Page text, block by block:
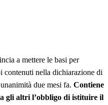
a mettere le basi per
nella dichiarazione di
due mesi fa. Contiene
gli altri l’obbligo di istituire il